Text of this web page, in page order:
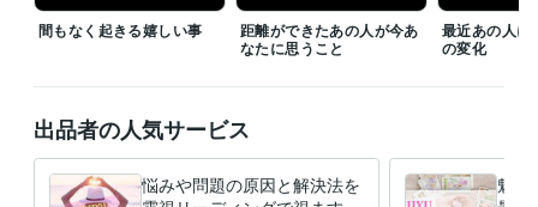
経験職種
クリエイター / ライター・編集 経験年数 : 5年
ライフスタイル・その他 / 占い師 経験年数 : 10年
ライフスタイル・その他 / 講師・インストラクター
ライフスタイル・その他 / アドバイザー
受賞歴
間もなく起きる嬉しい事
距離ができたあの人が今あ
なたに思うこと
最近あの人に
の変化
出品者の人気サービス
悩みや問題の原因と解決法を
魅綬